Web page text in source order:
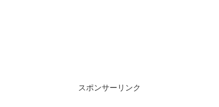
スポンサーリンク